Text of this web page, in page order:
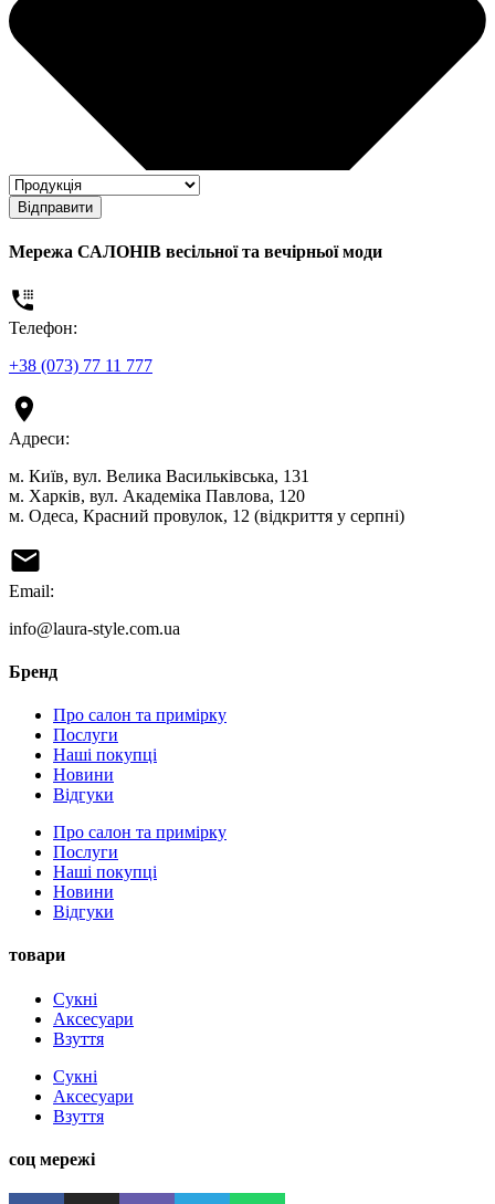
Відправити
Мережа САЛОНІВ весільної та вечірньої моди
Телефон:
+38 (073) 77 11 777
Адреси:
м. Київ, вул. Велика Васильківська, 131
м. Харків, вул. Академіка Павлова, 120
м. Одеса, Красний провулок, 12 (відкриття у серпні)
Email:
info@laura-style.com.ua
Бренд
Про салон та примірку
Послуги
Наші покупці
Новини
Відгуки
Про салон та примірку
Послуги
Наші покупці
Новини
Відгуки
товари
Сукні
Аксесуари
Взуття
Сукні
Аксесуари
Взуття
соц мережі